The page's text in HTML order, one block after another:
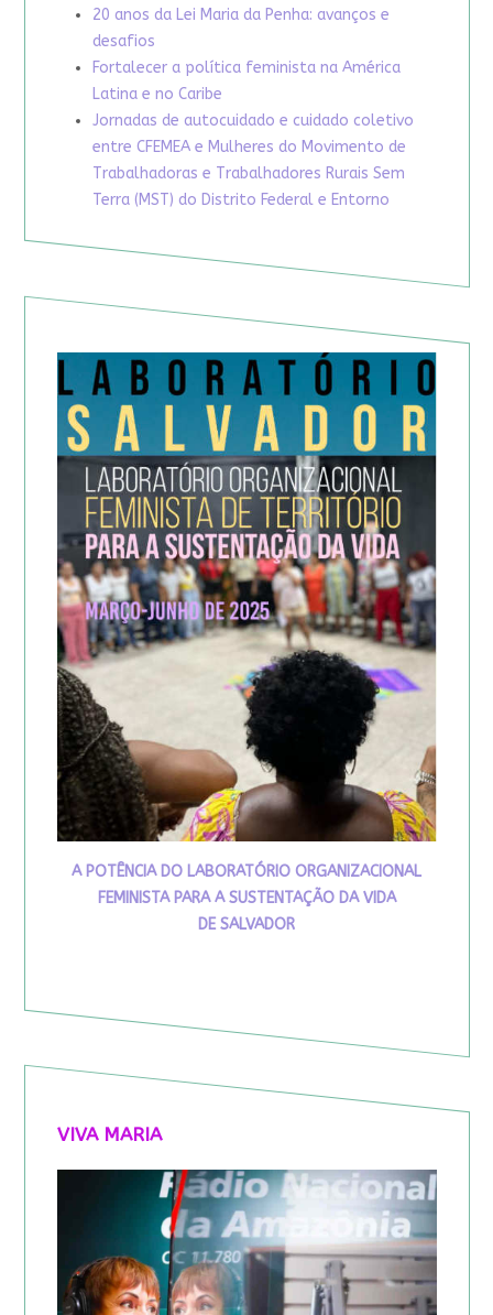
20 anos da Lei Maria da Penha: avanços e
desafios
Fortalecer a política feminista na América
Latina e no Caribe
Jornadas de autocuidado e cuidado coletivo
entre CFEMEA e Mulheres do Movimento de
Trabalhadoras e Trabalhadores Rurais Sem
Terra (MST) do Distrito Federal e Entorno
A POTÊNCIA DO LABORATÓRIO ORGANIZACIONAL
FEMINISTA PARA A SUSTENTAÇÃO DA VIDA
DE SALVADOR
VIVA MARIA